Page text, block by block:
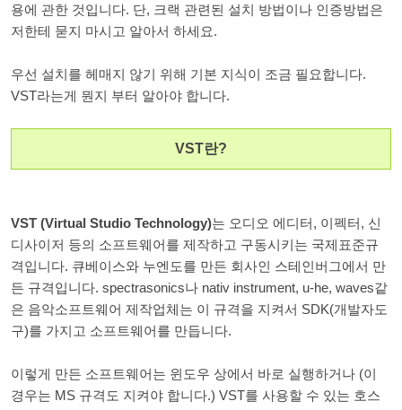
용에 관한 것입니다. 단, 크랙 관련된 설치 방법이나 인증방법은
저한테 묻지 마시고 알아서 하세요.
우선 설치를 헤매지 않기 위해 기본 지식이 조금 필요합니다.
VST라는게 뭔지 부터 알아야 합니다.
VST란?
VST (Virtual Studio Technology)는 오디오 에디터, 이펙터, 신
디사이저 등의 소프트웨어를 제작하고 구동시키는 국제표준규
격입니다. 큐베이스와 누엔도를 만든 회사인 스테인버그에서 만
든 규격입니다. spectrasonics나 nativ instrument, u-he, waves같
은 음악소프트웨어 제작업체는 이 규격을 지켜서 SDK(개발자도
구)를 가지고 소프트웨어를 만듭니다.
이렇게 만든 소프트웨어는 윈도우 상에서 바로 실행하거나 (이
경우는 MS 규격도 지켜야 합니다.) VST를 사용할 수 있는 호스